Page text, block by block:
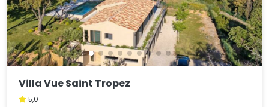
Villa Vue Saint Tropez
5,0